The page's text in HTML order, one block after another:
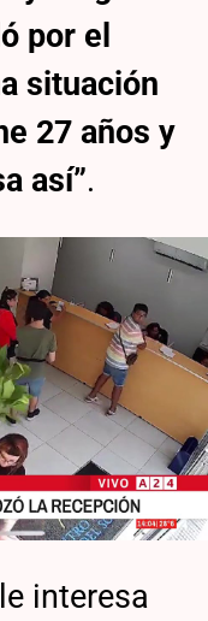
por el
situación
27 años y
así”.
interesa